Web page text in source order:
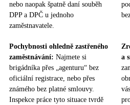
nebo naopak špatně daní souběh
DPP a DPČ u jednoho
zaměstnavatele.
Pochybnosti ohledně zastřeného
zaměstnávání: Najmete si
brigádníka přes „agenturu“ bez
oficiální registrace, nebo přes
známého bez platné smlouvy.
Inspekce práce tyto situace tvrdě
a